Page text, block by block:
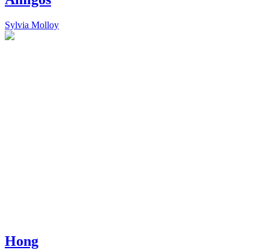
Sylvia Molloy
Hong